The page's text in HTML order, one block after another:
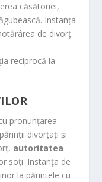
căsătoriei,
Instanţa
de divorţ.
reciprocă la
pronunţarea
divorţaţi şi
autoritatea
soţi. Instanţa de
la părintele cu